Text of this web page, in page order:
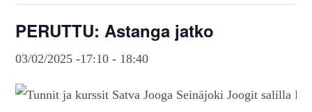
PERUTTU: Astanga jatko
03/02/2025 -17:10 - 18:40